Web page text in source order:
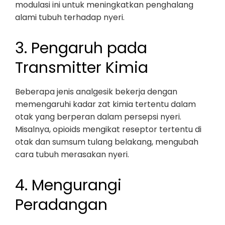
modulasi ini untuk meningkatkan penghalang
alami tubuh terhadap nyeri.
3. Pengaruh pada
Transmitter Kimia
Beberapa jenis analgesik bekerja dengan
memengaruhi kadar zat kimia tertentu dalam
otak yang berperan dalam persepsi nyeri.
Misalnya, opioids mengikat reseptor tertentu di
otak dan sumsum tulang belakang, mengubah
cara tubuh merasakan nyeri.
4. Mengurangi
Peradangan